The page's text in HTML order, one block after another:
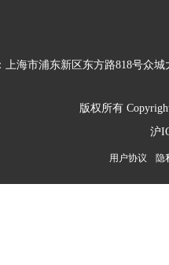
上海市浦东新区东方路818号众城
版权所有
沪
用户协议 隐